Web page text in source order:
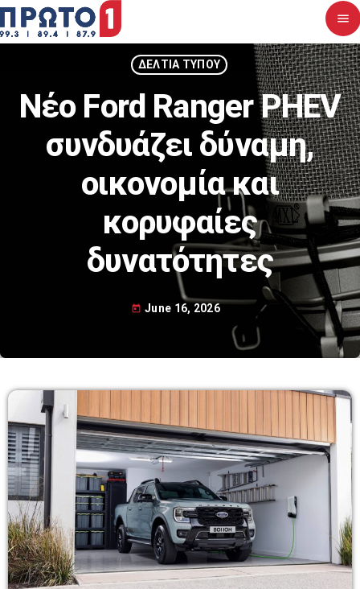
menu
close
Αρχική
Σχετικά με εμάς
Επικοινωνία
06:00 - 07:00
Πρωινάδικο
7:00-10:00
07:00 - 10:00
Μάριος Πούλλαδος
10:00-11:00
10:00 - 11:00
ΔΕΛΤΙΑ ΤΥΠΟΥ
Νέο Ford Ranger PHEV
συνδυάζει δύναμη,
οικονομία και
κορυφαίες
δυνατότητες
today June 16, 2026